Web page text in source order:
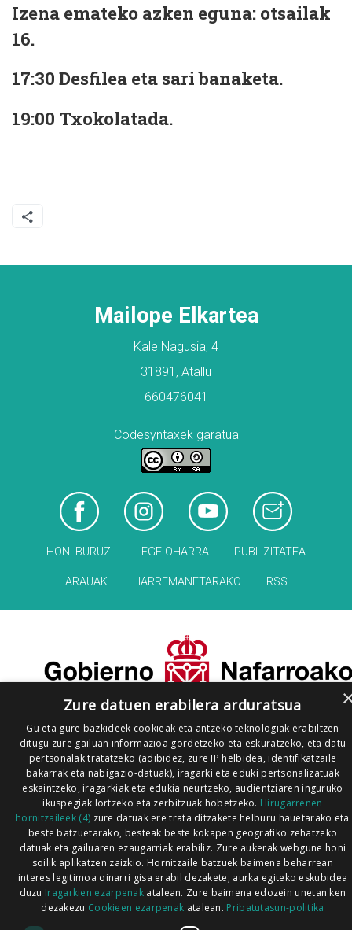
Izena emateko azken eguna: otsailak
16.
17:30 Desfilea eta sari banaketa.
19:00 Txokolatada.
Mailope Elkartea
Kale Nagusia, 4
31891, Atallu
660476041
Codesyntaxek garatua
HONI BURUZ LEGE OHARRA PUBLIZITATEA
ARAUAK HARREMANETARAKO RSS
Zure datuen erabilera arduratsua
Gu eta gure bazkideek cookieak eta antzeko teknologiak erabiltzen
ditugu zure gailuan informazioa gordetzeko eta eskuratzeko, eta datu
pertsonalak tratatzeko (adibidez, zure IP helbidea, identifikatzaile
bakarrak eta nabigazio-datuak), iragarki eta eduki pertsonalizatuak
eskaintzeko, iragarkiak eta edukia neurtzeko, audientziaren inguruko
ikuspegiak lortzeko eta zerbitzuak hobetzeko. Hirugarrenen
hornitzaileek (4) zure datuak ere trata ditzakete helburu hauetarako eta
beste batzuetarako, besteak beste kokapen geografiko zehatzeko
datuak eta gailuaren ezaugarriak erabiliz. Zure aukerak webgune honi
soilik aplikatzen zaizkio. Hornitzaile batzuek baimena beharrean
interes legitimoa oinarri gisa erabil dezakete; aurka egiteko eskubidea
duzu Iragarkien ezarpenak atalean. Zure baimena edozein unetan ken
dezakezu Cookieen ezarpenak atalean. Pribatutasun-politika